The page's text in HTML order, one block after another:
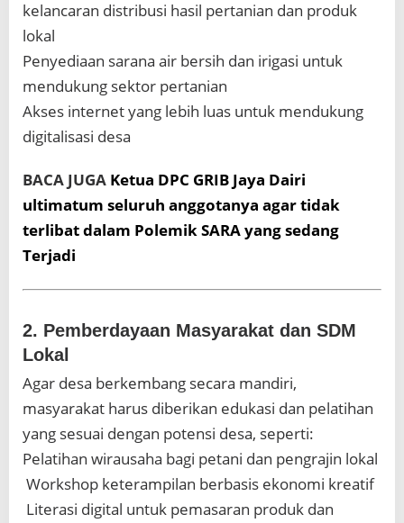
kelancaran distribusi hasil pertanian dan produk
lokal
Penyediaan sarana air bersih dan irigasi untuk
mendukung sektor pertanian
Akses internet yang lebih luas untuk mendukung
digitalisasi desa
BACA JUGA Ketua DPC GRIB Jaya Dairi
ultimatum seluruh anggotanya agar tidak
terlibat dalam Polemik SARA yang sedang
Terjadi
2. Pemberdayaan Masyarakat dan SDM
Lokal
Agar desa berkembang secara mandiri,
masyarakat harus diberikan edukasi dan pelatihan
yang sesuai dengan potensi desa, seperti:
Pelatihan wirausaha bagi petani dan pengrajin lokal
️ Workshop keterampilan berbasis ekonomi kreatif
‍ Literasi digital untuk pemasaran produk dan